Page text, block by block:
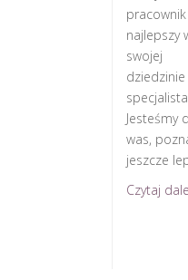
najlepszy
swojej
dziedzinie
Jesteśmy
was,
jeszcze
Czytaj